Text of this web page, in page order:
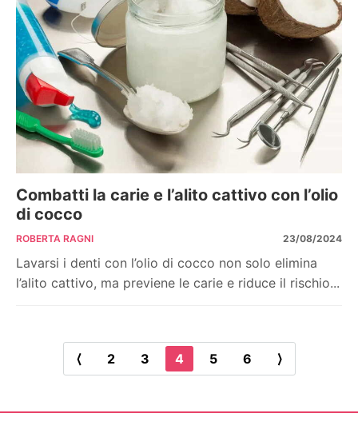
Combatti la carie e l’alito cattivo con l’olio
di cocco
ROBERTA RAGNI 23/08/2024
Lavarsi i denti con l’olio di cocco non solo elimina
l’alito cattivo, ma previene le carie e riduce il rischio...
⟨ 2 3 4 5 6 ⟩